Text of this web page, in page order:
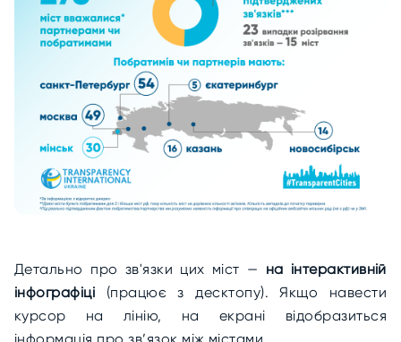
Детально про зв'язки цих міст — на інтерактивній
інфографіці (працює з десктопу). Якщо навести
курсор на лінію, на екрані відобразиться